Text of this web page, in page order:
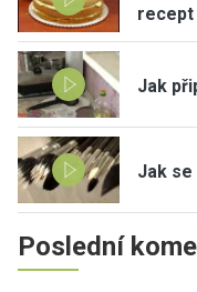
recept
Jak
Jak
Poslední